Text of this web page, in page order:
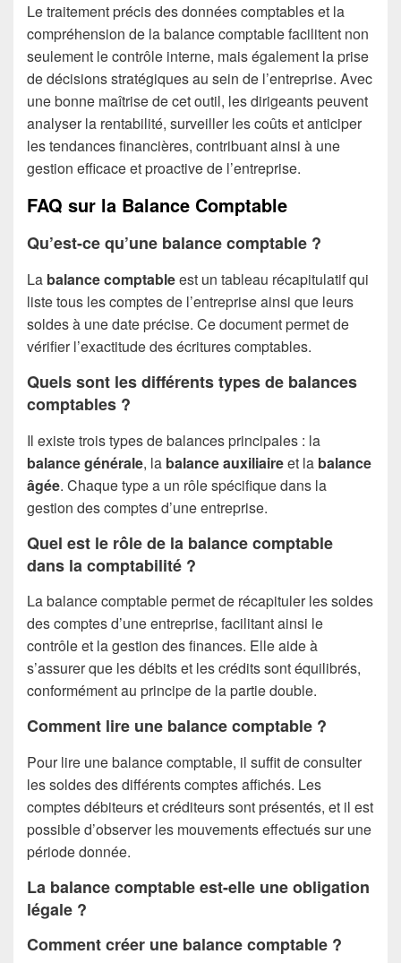
Le traitement précis des données comptables et la
compréhension de la balance comptable facilitent non
seulement le contrôle interne, mais également la prise
de décisions stratégiques au sein de l’entreprise. Avec
une bonne maîtrise de cet outil, les dirigeants peuvent
analyser la rentabilité, surveiller les coûts et anticiper
les tendances financières, contribuant ainsi à une
gestion efficace et proactive de l’entreprise.
FAQ sur la Balance Comptable
Qu’est-ce qu’une balance comptable ?
La balance comptableest un tableau récapitulatif qui
liste tous les comptes de l’entreprise ainsi que leurs
soldes à une date précise. Ce document permet de
vérifier l’exactitude des écritures comptables.
Quels sont les différents types de balances
comptables ?
Il existe trois types de balances principales : la
balance générale, la balance auxiliaireet la balance
âgée. Chaque type a un rôle spécifique dans la
gestion des comptes d’une entreprise.
Quel est le rôle de la balance comptable
dans la comptabilité ?
La balance comptable permet de récapituler les soldes
des comptes d’une entreprise, facilitant ainsi le
contrôle et la gestion des finances. Elle aide à
s’assurer que les débits et les crédits sont équilibrés,
conformément au principe de la partie double.
Comment lire une balance comptable ?
Pour lire une balance comptable, il suffit de consulter
les soldes des différents comptes affichés. Les
comptes débiteurs et créditeurs sont présentés, et il est
possible d’observer les mouvements effectués sur une
période donnée.
La balance comptable est-elle une obligation
légale ?
Comment créer une balance comptable ?